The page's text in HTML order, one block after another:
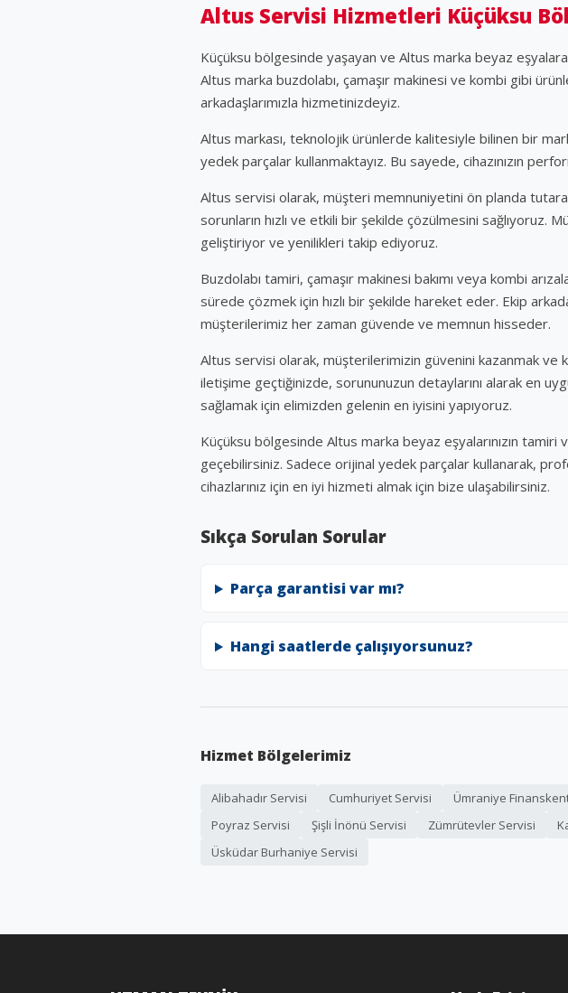
Altus Servisi Hizmetleri Küçüksu
Küçüksu bölgesinde yaşayan ve Altus marka beyaz
Altus marka buzdolabı, çamaşır makinesi ve kombi gibi
arkadaşlarımızla hizmetinizdeyiz.
Altus markası, teknolojik ürünlerde kalitesiyle bilinen bir
yedek parçalar kullanmaktayız. Bu sayede, cihazınızın
Altus servisi olarak, müşteri memnuniyetini ön planda
sorunların hızlı ve etkili bir şekilde çözülmesini
geliştiriyor ve yenilikleri takip ediyoruz.
Buzdolabı tamiri, çamaşır makinesi bakımı veya kombi
sürede çözmek için hızlı bir şekilde hareket eder. Ekip
müşterilerimiz her zaman güvende ve memnun hisseder.
Altus servisi olarak, müşterilerimizin güvenini kazanmak
iletişime geçtiğinizde, sorununuzun detaylarını alarak en
sağlamak için elimizden gelenin en iyisini yapıyoruz.
Küçüksu bölgesinde Altus marka beyaz eşyalarınızın
geçebilirsiniz. Sadece orijinal yedek parçalar kullanarak,
cihazlarınız için en iyi hizmeti almak için bize ulaşabilirsiniz.
Sıkça Sorulan Sorular
Parça garantisi var mı?
Hangi saatlerde çalışıyorsunuz?
Hizmet Bölgelerimiz
Alibahadır Servisi Cumhuriyet Servisi Ümraniye
Poyraz Servisi
Şişli İnönü Servisi Zümrütevler Servisi
Üsküdar Burhaniye Servisi